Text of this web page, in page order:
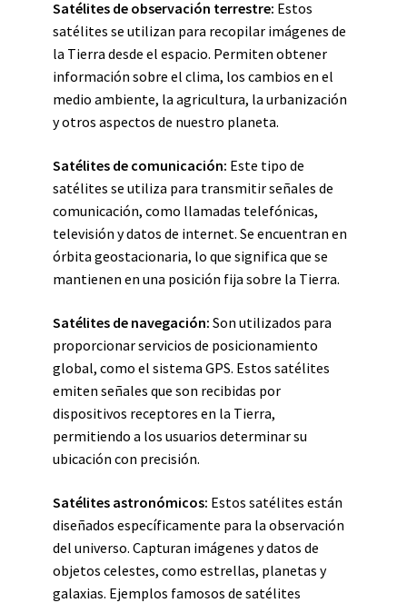
Satélites de observación terrestre: Estos
satélites se utilizan para recopilar imágenes de
la Tierra desde el espacio. Permiten obtener
información sobre el clima, los cambios en el
medio ambiente, la agricultura, la urbanización
y otros aspectos de nuestro planeta.
Satélites de comunicación: Este tipo de
satélites se utiliza para transmitir señales de
comunicación, como llamadas telefónicas,
televisión y datos de internet. Se encuentran en
órbita geostacionaria, lo que significa que se
mantienen en una posición fija sobre la Tierra.
Satélites de navegación: Son utilizados para
proporcionar servicios de posicionamiento
global, como el sistema GPS. Estos satélites
emiten señales que son recibidas por
dispositivos receptores en la Tierra,
permitiendo a los usuarios determinar su
ubicación con precisión.
Satélites astronómicos: Estos satélites están
diseñados específicamente para la observación
del universo. Capturan imágenes y datos de
objetos celestes, como estrellas, planetas y
galaxias. Ejemplos famosos de satélites